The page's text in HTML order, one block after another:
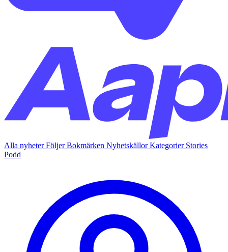
Alla nyheterFöljerBokmärken NyhetskällorKategorier Stories
Podd